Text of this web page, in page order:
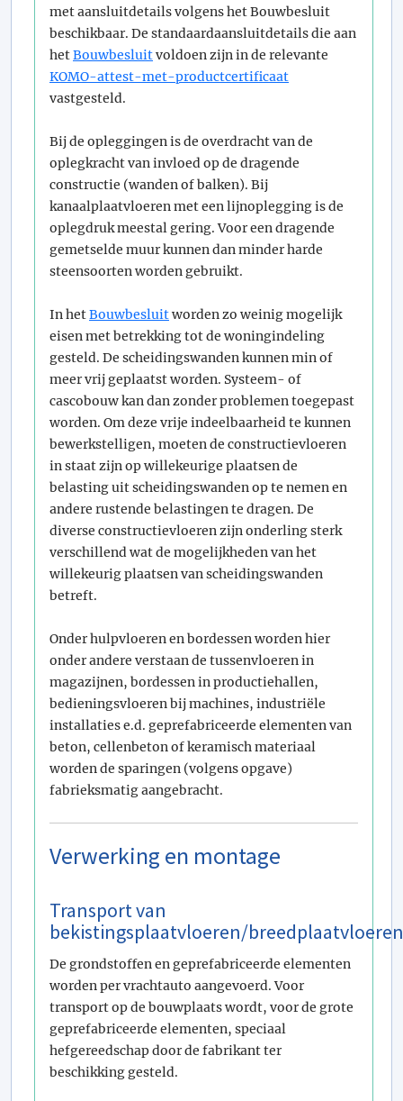
met aansluitdetails volgens het Bouwbesluit
beschikbaar. De standaardaansluitdetails die aan
hetBouwbesluitvoldoen zijn in de relevante
KOMO-attest-met-productcertificaat
vastgesteld.
Bij de opleggingen is de overdracht van de
oplegkracht van invloed op de dragende
constructie (wanden of balken). Bij
kanaalplaatvloeren met een lijnoplegging is de
oplegdruk meestal gering. Voor een dragende
gemetselde muur kunnen dan minder harde
steensoorten worden gebruikt.
In hetBouwbesluitworden zo weinig mogelijk
eisen met betrekking tot de woningindeling
gesteld. De scheidingswanden kunnen min of
meer vrij geplaatst worden. Systeem- of
cascobouw kan dan zonder problemen toegepast
worden. Om deze vrije indeelbaarheid te kunnen
bewerkstelligen, moeten de constructievloeren
in staat zijn op willekeurige plaatsen de
belasting uit scheidingswanden op te nemen en
andere rustende belastingen te dragen. De
diverse constructievloeren zijn onderling sterk
verschillend wat de mogelijkheden van het
willekeurig plaatsen van scheidingswanden
betreft.
Onder hulpvloeren en bordessen worden hier
onder andere verstaan de tussenvloeren in
magazijnen, bordessen in productiehallen,
bedieningsvloeren bij machines, industriële
installaties e.d. geprefabriceerde elementen van
beton, cellenbeton of keramisch materiaal
worden de sparingen (volgens opgave)
fabrieksmatig aangebracht.
Verwerking en montage
Transport van
bekistingsplaatvloeren/breedplaatvloeren
De grondstoffen en geprefabriceerde elementen
worden per vrachtauto aangevoerd. Voor
transport op de bouwplaats wordt, voor de grote
geprefabriceerde elementen, speciaal
hefgereedschap door de fabrikant ter
beschikking gesteld.